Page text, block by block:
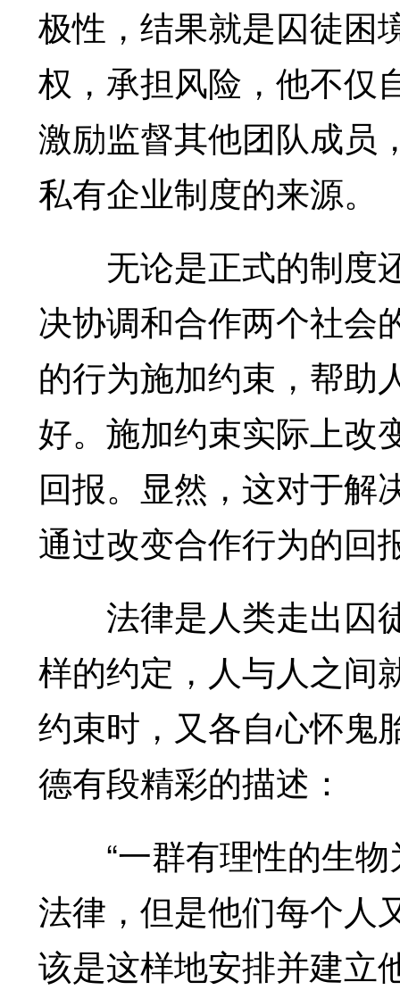
极性，结果就是囚徒困
权，承担风险，他不仅
激励监督其他团队成员
私有企业制度的来源。
无论是正式的制度
决协调和合作两个社会
的行为施加约束，帮助
好。施加约束实际上改
回报。显然，这对于解
通过改变合作行为的回
法律是人类走出囚
样的约定，人与人之间
约束时，又各自心怀鬼
德有段精彩的描述：
“一群有理性的生物
法律，但是他们每个人
该是这样地安排并建立